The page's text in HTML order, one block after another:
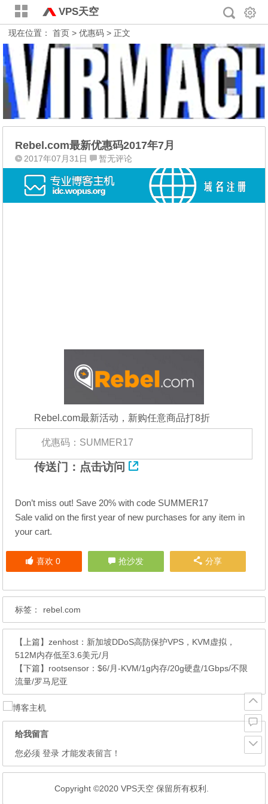
VPS天空
现在位置：首页 >优惠码 > 正文
Rebel.com最新优惠码2017年7月
2017年07月31日 暂无评论
Rebel.com最新活动，新购任意商品打8折
优惠码：SUMMER17
传送门： 点击访问
Don’t miss out! Save 20% with code SUMMER17
Sale valid on the first year of new purchases for any item in
your cart.
喜欢 0 抢沙发 分享
标签： rebel.com
【上篇】zenhost：新加坡DDoS高防保护VPS，KVM虚拟，
512M内存低至3.6美元/月
【下篇】 rootsensor：$6/月-KVM/1g内存/20g硬盘/1Gbps/不限
流量/罗马尼亚
给我留言
您必须 登录 才能发表留言！
Copyright ©2020 VPS天空 保留所有权利.